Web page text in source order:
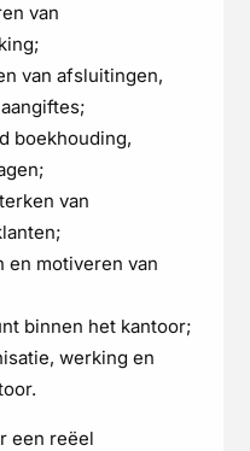
van
van afsluitingen,
boekhouding,
van
en motiveren van
binnen het kantoor;
werking en
een reëel